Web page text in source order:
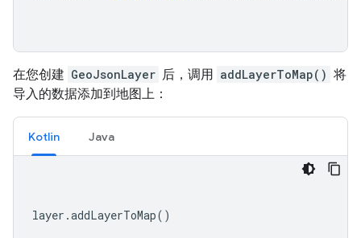
在您创建 GeoJsonLayer 后，调用 addLayerToMap() 将
导入的数据添加到地图上：
Kotlin Java
layer .addLayerToMap()